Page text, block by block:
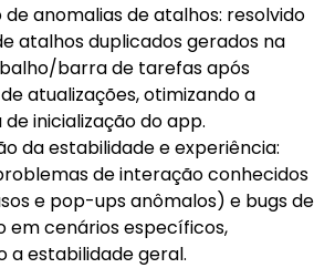
de anomalias de atalhos: resolvido
atalhos duplicados gerados na
barra de tarefas após
atualizações, otimizando a
inicialização do app.
da estabilidade e experiência:
de interação conhecidos
e pop-ups anômalos) e bugs de
em cenários específicos,
a estabilidade geral.